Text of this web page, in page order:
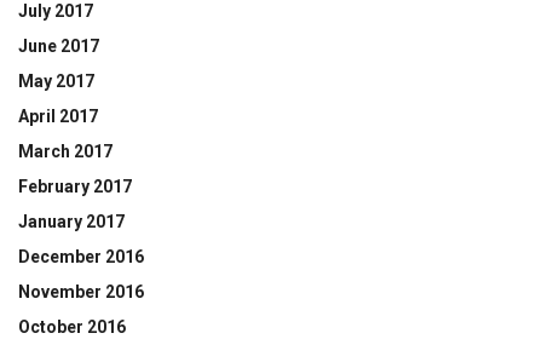
July 2017
June 2017
May 2017
April 2017
March 2017
February 2017
January 2017
December 2016
November 2016
October 2016